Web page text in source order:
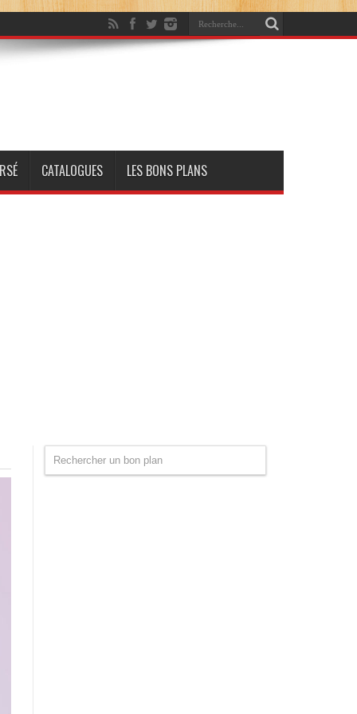
CATALOGUES LES BONS PLANS